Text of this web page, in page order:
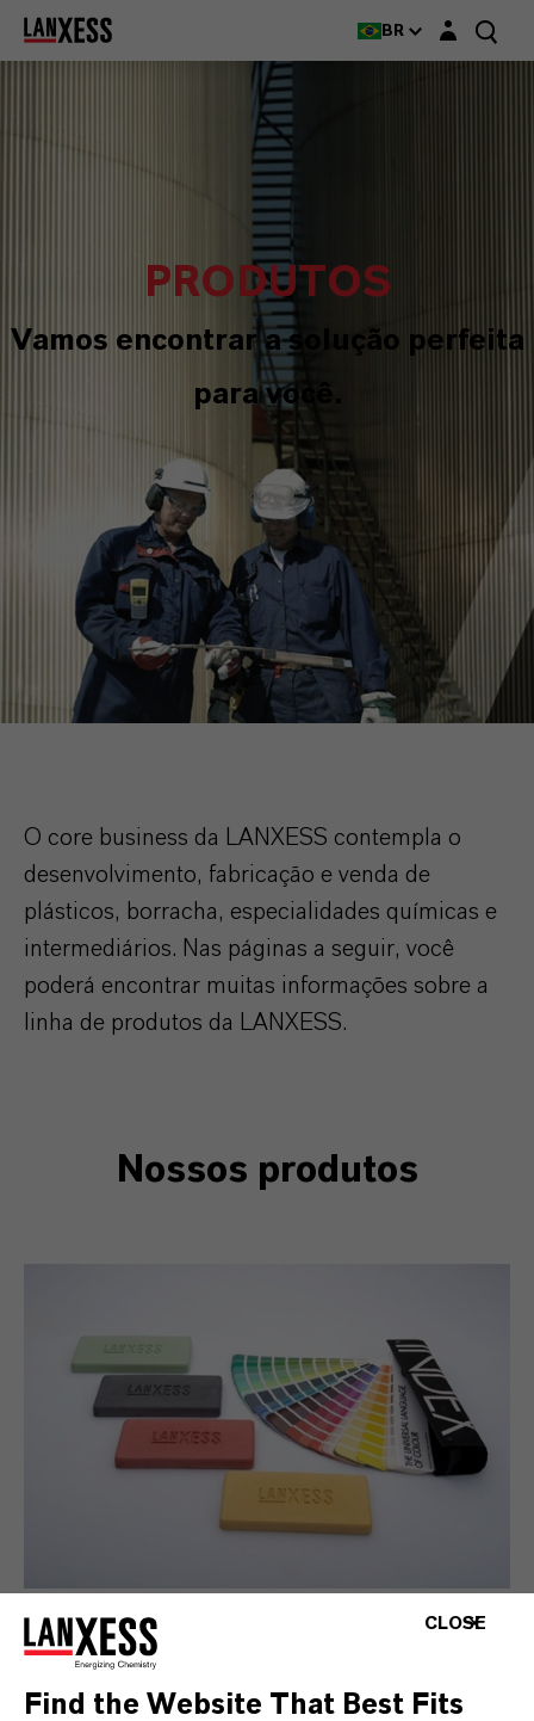
BR Login layer
PRODUTOS
Vamos encontrar a solução perfeita
para você.
O core business da LANXESS contempla o
desenvolvimento, fabricação e venda de
plásticos, borracha, especialidades químicas e
intermediários. Nas páginas a seguir, você
poderá encontrar muitas informações sobre a
linha de produtos da LANXESS.
Nossos produtos
Bayferrox® e Colortherm®
Está procurando pigmentos inorgânicos
sintéticos? Nossos óxidos de ferro e cromo
CLOSE
Find the Website That Best Fits